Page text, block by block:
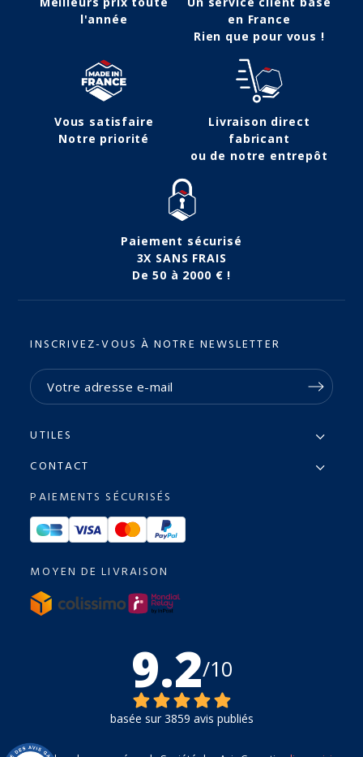
l'année
en France
Rien que pour vous !
Vous satisfaire
Notre priorité
Livraison direct
fabricant
ou de notre entrepôt
Paiement sécurisé
3X SANS FRAIS
De 50 à 2000 € !
INSCRIVEZ-VOUS À NOTRE NEWSLETTER
UTILES
CONTACT
PAIEMENTS SÉCURISÉS
MOYEN DE LIVRAISON
9.2/10
basée sur 3859 avis publiés